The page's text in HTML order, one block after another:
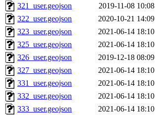
321_user.geojson
2019-11-08 10:08
322_user.geojson
2020-10-21 14:09
323_user.geojson
2021-06-14 18:10
325_user.geojson
2021-06-14 18:10
326_user.geojson
2019-12-18 08:09
327_user.geojson
2021-06-14 18:10
331_user.geojson
2021-06-14 18:10
332_user.geojson
2021-06-14 18:10
333_user.geojson
2021-06-14 18:10